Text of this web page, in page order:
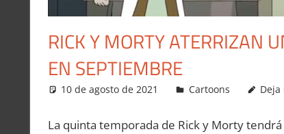
RICK Y MORTY ATERRIZAN
EN SEPTIEMBRE
10 de agosto de 2021 Carlitox Banana
Cartoons
La quinta temporada de Rick y Morty